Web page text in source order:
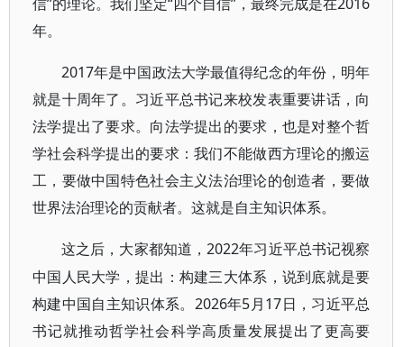
年。
2017年是中国政法大学最值得纪念的年份，明年
就是十周年了。习近平总书记来校发表重要讲话，向
法学提出了要求。向法学提出的要求，也是对整个哲
学社会科学提出的要求：我们不能做西方理论的搬运
工，要做中国特色社会主义法治理论的创造者，要做
世界法治理论的贡献者。这就是自主知识体系。
这之后，大家都知道， 2022年习近平总书记视察
中国人民大学，提出：构建三大体系，说到底就是要
构建中国自主知识体系。2026年5月17日，习近平总
书记就推动哲学社会科学高质量发展提出了更高要